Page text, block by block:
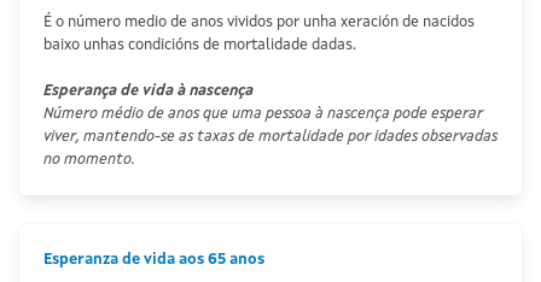
É o número medio de anos vividos por unha xeración de nacidos
baixo unhas condicións de mortalidade dadas.
Esperança de vida à nascença
Número médio de anos que uma pessoa à nascença pode esperar
viver, mantendo-se as taxas de mortalidade por idades observadas
no momento.
Esperanza de vida aos 65 anos